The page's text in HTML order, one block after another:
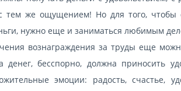
тем же ощущением! Но для того, чтобы
нужно еще и заниматься любимым
вознаграждения за труды еще
денег, бесспорно, должна приносить
эмоции: радость, счастье,